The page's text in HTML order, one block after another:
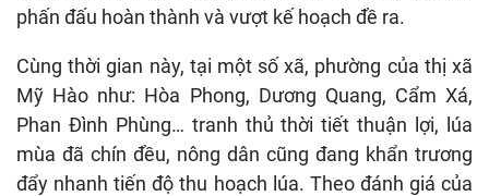
phấn đấu hoàn thành và vượt kế hoạch đề ra.
Cùng thời gian này, tại một số xã, phường của thị xã
Mỹ Hào như: Hòa Phong, Dương Quang, Cẩm Xá,
Phan Đình Phùng… tranh thủ thời tiết thuận lợi, lúa
mùa đã chín đều, nông dân cũng đang khẩn trương
đẩy nhanh tiến độ thu hoạch lúa. Theo đánh giá của